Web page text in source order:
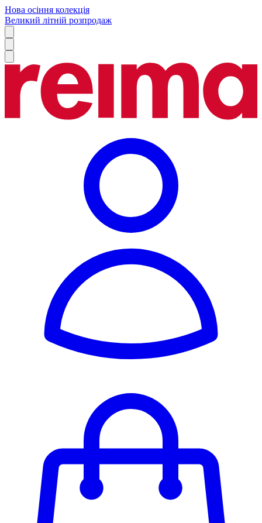
Нова осіння колекція
Великий літній розпродаж